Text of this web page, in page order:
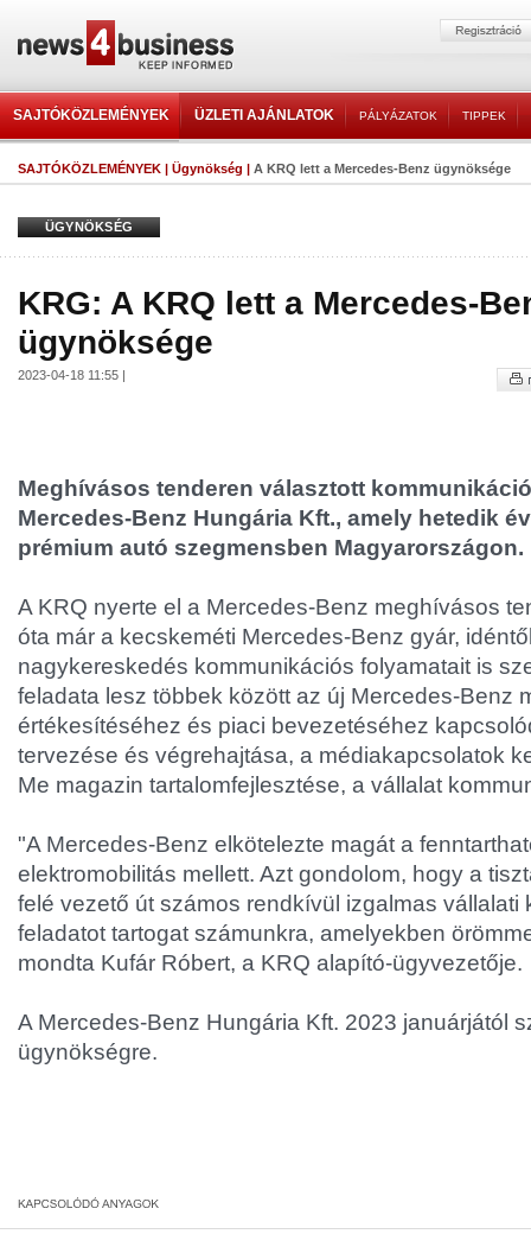
SAJTÓKÖZLEMÉNYEK ÜZLETI AJÁNLATOK PÁLYÁZATOK TIPPEK
SAJTÓKÖZLEMÉNYEK | Ügynökség | A KRQ lett a Mercedes-Benz ügynöksége
ÜGYNÖKSÉG
KRG: A KRQ lett a Mercedes-
ügynöksége
2023-04-18 11:55 |
Meghívásos tenderen választott
Mercedes-Benz Hungária Kft., amely hetedik
prémium autó szegmensben Magyarországon.
A KRQ nyerte el a Mercedes-Benz meghívásos
óta már a kecskeméti Mercedes-Benz gyár,
nagykereskedés kommunikációs folyamatait is
feladata lesz többek között az új Mercedes-Benz
értékesítéséhez és piaci bevezetéséhez
tervezése és végrehajtása, a médiakapcsolatok
Me magazin tartalomfejlesztése, a vállalat
"A Mercedes-Benz elkötelezte magát a
elektromobilitás mellett. Azt gondolom, hogy a
felé vezető út számos rendkívül izgalmas vállalati
feladatot tartogat számunkra, amelyekben
mondta Kufár Róbert, a KRQ alapító-ügyvezetője.
A Mercedes-Benz Hungária Kft. 2023 januárjától
ügynökségre.